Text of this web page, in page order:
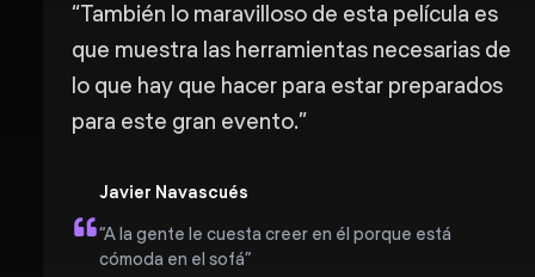
“También lo maravilloso de esta película es
que muestra las herramientas necesarias de
lo que hay que hacer para estar preparados
para este gran evento.”
Javier Navascués
“A la gente le cuesta creer en él porque está
cómoda en el sofá”